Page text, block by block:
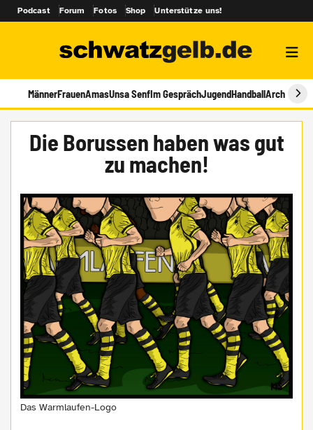
Podcast Forum Fotos Shop Unterstütze uns!
MännerFrauenAmasUnsa SenfIm GesprächJugendHandballArchiv
Die Borussen haben was gut
zu machen!
Das Warmlaufen-Logo